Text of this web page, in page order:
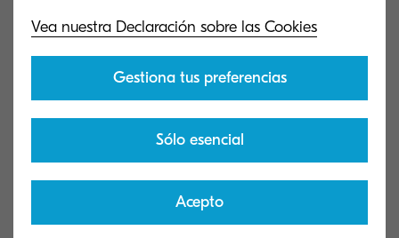
Nuestros10 BLI Picks Awardsreconocen a los
productos de Kyocera como «Best in Class» por
parte de los experimentados analistas de
Keypoint Intelligence. Por su parte, elLine of the
distingue a Kyocera por ofrecer una
Vea nuestra Declaración sobre las Cookies
Gestiona tus preferencias
Sólo esencial
Acepto